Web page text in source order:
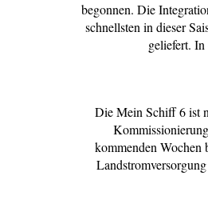
begonnen. Die
schnellsten in dieser
geliefert.
Die Mein Schiff 6 ist
kommenden